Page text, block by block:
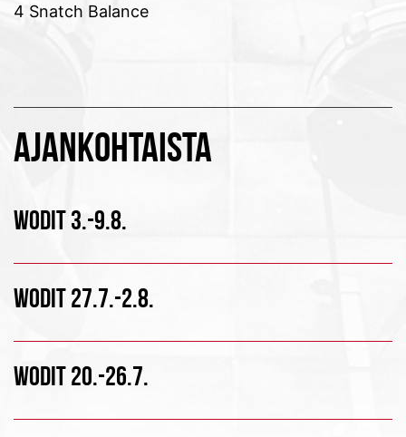
4 Snatch Balance
AJANKOHTAISTA
WODIT 3.-9.8.
WODIT 27.7.-2.8.
WODIT 20.-26.7.